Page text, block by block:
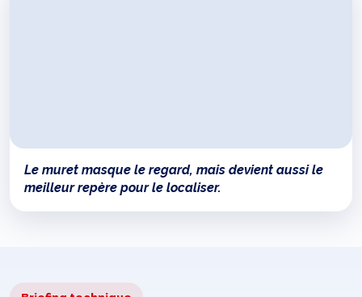
Le muret masque le regard, mais devient aussi le
meilleur repère pour le localiser.